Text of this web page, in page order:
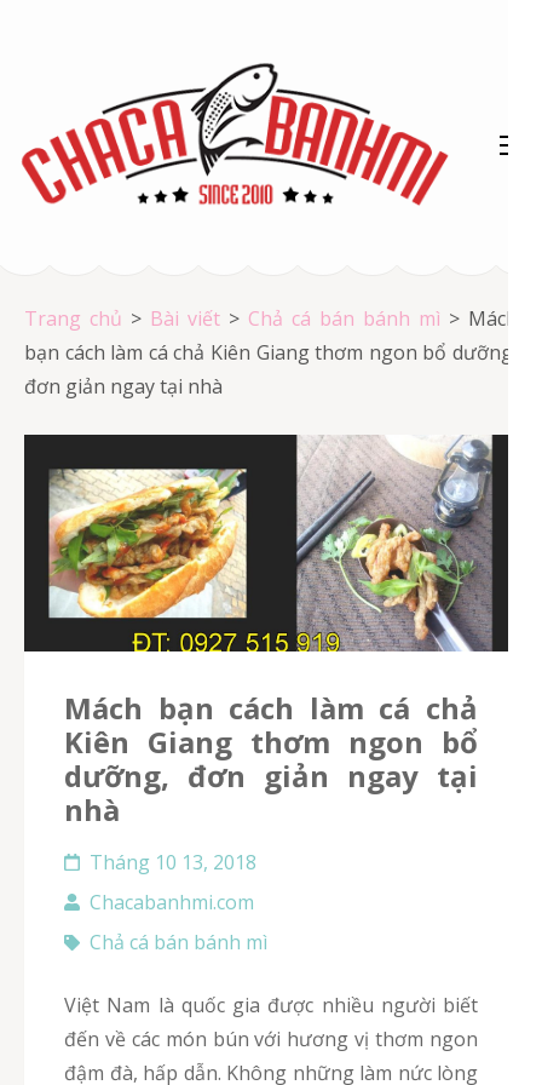
nội
dung
Trang chủ > Bài viết > Chả cá bán bánh mì > Mách
bạn cách làm cá chả Kiên Giang thơm ngon bổ dưỡng,
đơn giản ngay tại nhà
Mách bạn cách làm cá chả
Kiên Giang thơm ngon bổ
dưỡng, đơn giản ngay tại
nhà
Tháng 10 13, 2018
Chacabanhmi.com
Chả cá bán bánh mì
Việt Nam là quốc gia được nhiều người biết
đến về các món bún với hương vị thơm ngon
đậm đà, hấp dẫn. Không những làm nức lòng